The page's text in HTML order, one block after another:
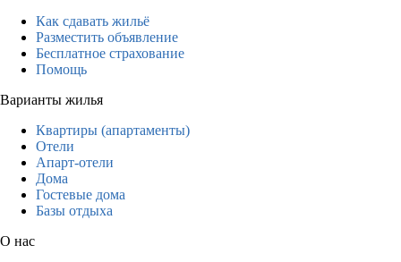
Как сдавать жильё
Разместить объявление
Бесплатное страхование
Помощь
Варианты жилья
Квартиры (апартаменты)
Отели
Апарт-отели
Дома
Гостевые дома
Базы отдыха
О нас